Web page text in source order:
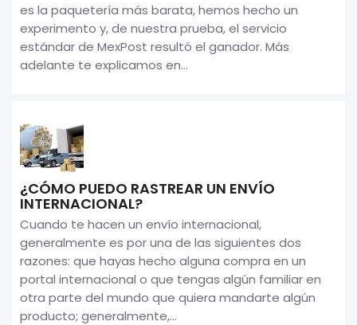
es la paquetería más barata, hemos hecho un
experimento y, de nuestra prueba, el servicio
estándar de MexPost resultó el ganador. Más
adelante te explicamos en...
¿CÓMO PUEDO RASTREAR UN ENVÍO
INTERNACIONAL?
Cuando te hacen un envío internacional,
generalmente es por una de las siguientes dos
razones: que hayas hecho alguna compra en un
portal internacional o que tengas algún familiar en
otra parte del mundo que quiera mandarte algún
producto; generalmente,...